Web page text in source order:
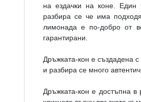
на ездачки на коне.
разбира се че има
лимонада е по-добро от
гарантирани.
Дръжката-кон е създадена
и разбира се много
Дръжката-кон е достъпна в